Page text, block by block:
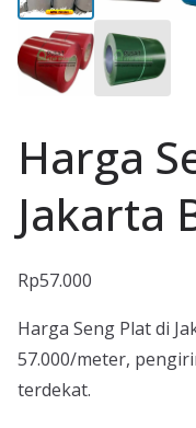
Harga
Jakarta
Rp57.000
Harga Seng Plat di
57.000/meter,
terdekat.